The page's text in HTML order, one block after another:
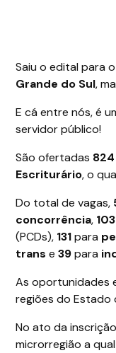
Saiu o edital para
Grande do Sul,
E cá entre nós, é
servidor público!
São ofertadas
Escriturário, o
Do total de vagas,
concorrência,
(PCDs), 131para
trans e39para
As oportunidades
regiões do Estado
No ato da
microrregião a